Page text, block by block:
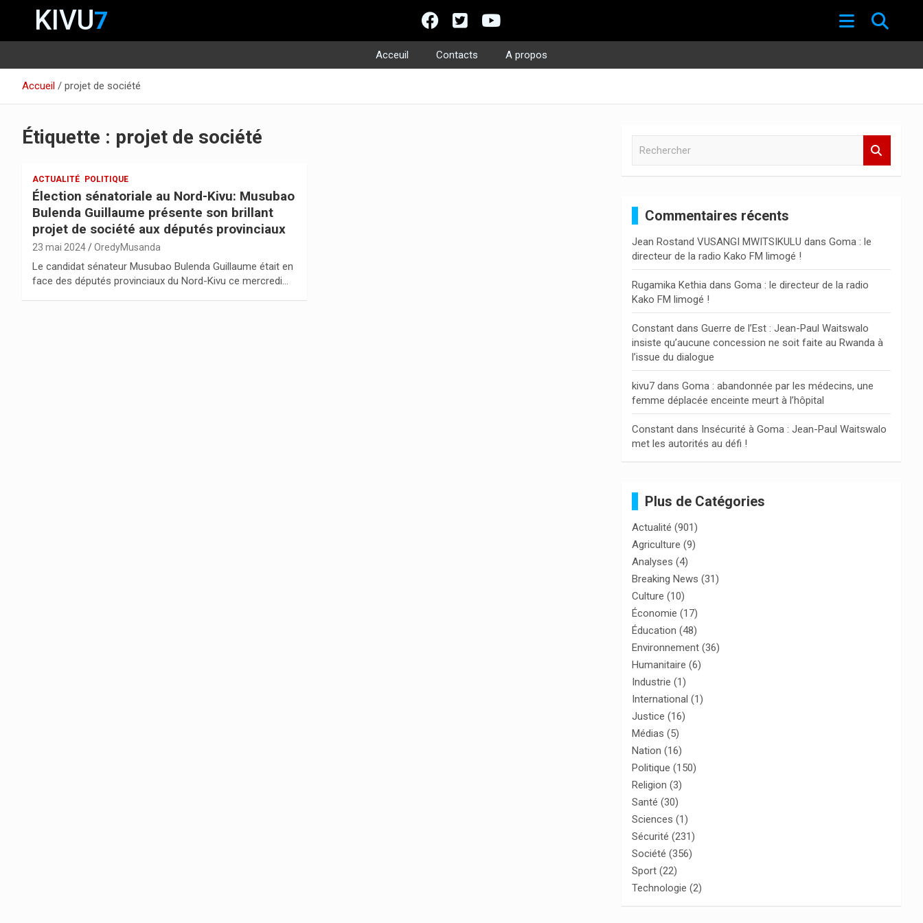
KIVU7
Acceuil Contacts
A propos
contenu
Accueil projet de société
Étiquette : projet de société
ACTUALITÉ POLITIQUE
Élection sénatoriale au Nord-Kivu: Musubao
Bulenda Guillaume présente son brillant
projet de société aux députés provinciaux
23 mai 2024 OredyMusanda
Le candidat sénateur Musubao Bulenda Guillaume était en
face des députés provinciaux du Nord-Kivu ce mercredi…
c
h
e
r
Commentaires récents
Jean Rostand VUSANGI MWITSIKULU dansGoma : le
directeur de la radio Kako FM limogé !
Rugamika Kethia dansGoma : le directeur de la radio
Kako FM limogé !
Constant dansGuerre de l’Est : Jean-Paul Waitswalo
insiste qu’aucune concession ne soit faite au Rwanda à
l’issue du dialogue
kivu7 dansGoma : abandonnée par les médecins, une
femme déplacée enceinte meurt à l’hôpital
Constant dans Insécurité à Goma : Jean-Paul Waitswalo
met les autorités au défi !
Plus de Catégories
Actualité (901)
Agriculture (9)
Analyses (4)
Breaking News (31)
Culture (10)
Économie (17)
Éducation (48)
Environnement (36)
Humanitaire (6)
Industrie (1)
International (1)
Justice (16)
Médias (5)
Nation (16)
Politique (150)
Religion (3)
Santé (30)
Sciences (1)
Sécurité (231)
Société (356)
Sport (22)
Technologie (2)